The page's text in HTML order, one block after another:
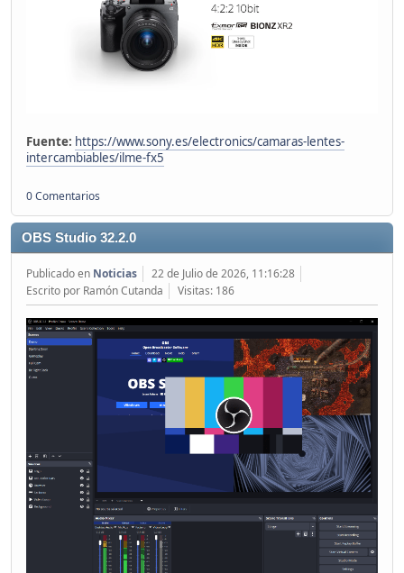
Fuente: https://www.sony.es/electronics/camaras-lentes-
intercambiables/ilme-fx5
0 Comentarios
OBS Studio 32.2.0
Publicado en Noticias
22 de Julio de 2026, 11:16:28
Escrito por Ramón Cutanda
Visitas: 186